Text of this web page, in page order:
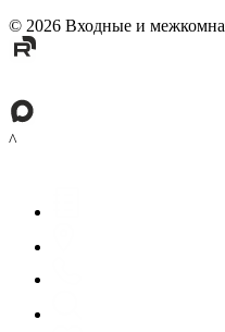
© 2026 Входные и
^